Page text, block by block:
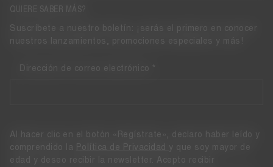
QUIERE SABER MÁS?
Suscríbete a nuestro boletín: ¡serás el primero en conocer
nuestros lanzamientos, promociones especiales y más!
Dirección de correo electrónico
Al hacer clic en el botón «Regístrate», declaro haber leído y
comprendido la
Política de Privacidad
y que soy mayor de
edad y deseo recibir la newsletter. Acepto recibir